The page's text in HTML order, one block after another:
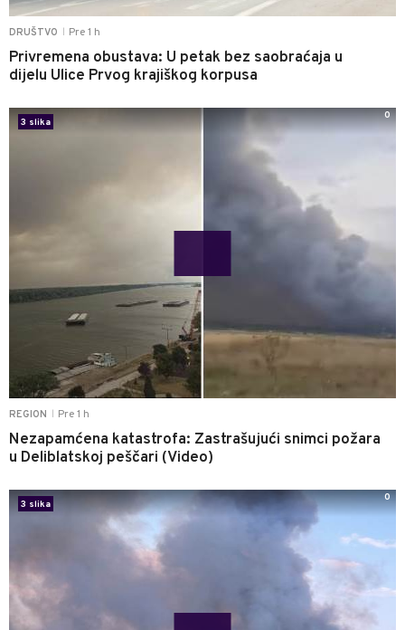
DRUŠTVO Pre 1 h
Privremena obustava: U petak bez saobraćaja u
dijelu Ulice Prvog krajiškog korpusa
REGION Pre 1 h
Nezapamćena katastrofa: Zastrašujući snimci požara
u Deliblatskoj peščari (Video)
3 slika
0
3 slika
0